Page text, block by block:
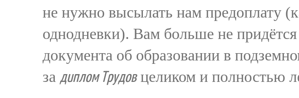
не нужно высылать нам предоплату
однодневки). Вам больше не
документа об образовании в
за диплом Трудовцеликом и полностью